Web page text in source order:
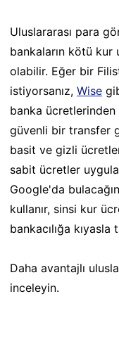
Uluslararası para
bankaların kötü kur
olabilir. Eğer bir
istiyorsanız, Wise
banka ücretlerinden
güvenli bir transfer
basit ve gizli
sabit ücretler
Google'da
kullanır, sinsi kur
bankacılığa
Daha avantajlı
inceleyin.